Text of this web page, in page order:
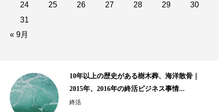
24
25 26 27 28 29
30
31
« 9月
10年以上の歴史がある樹木葬、海洋散骨｜
2015年、2016年の終活ビジネス事情...
終活